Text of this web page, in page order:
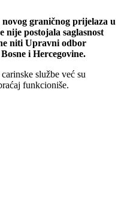
graničnog prijelaza u
nije postojala saglasnost
niti Upravni odbor
i Hercegovine.
službe već su
funkcioniše.